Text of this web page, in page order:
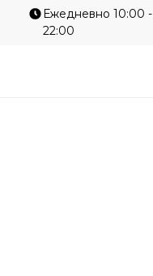
Ежедневно 10:00 -
22:00